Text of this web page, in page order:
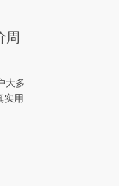
周
大多
实用